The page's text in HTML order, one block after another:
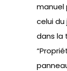
manuel
celui du
dans la